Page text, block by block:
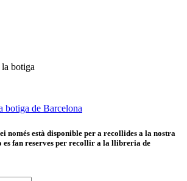
la botiga
botiga de Barcelona
només està disponible per a recollides a la nostra
es fan reserves per recollir a la llibreria de